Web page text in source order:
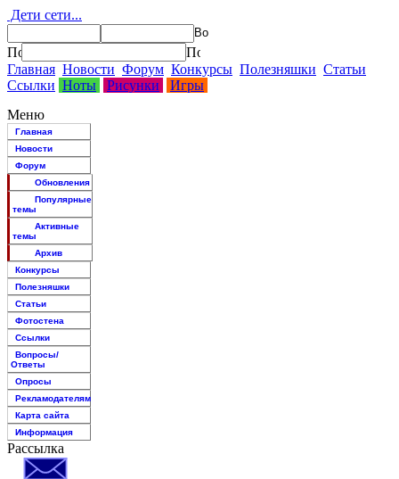
Дети сети...
Главная Новости Форум Конкурсы Полезняшки Статьи
Ссылки Ноты Рисунки
Игры
Меню
Главная
Новости
Форум
Обновления
Популярные
темы
Активные
темы
Архив
Конкурсы
Полезняшки
Статьи
Фотостена
Ссылки
Вопросы/
Ответы
Опросы
Рекламодателям
Карта сайта
Информация
Рассылка